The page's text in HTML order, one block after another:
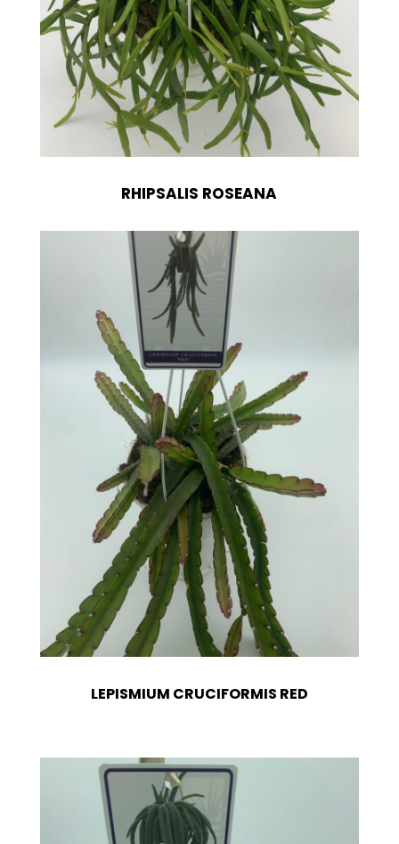
RHIPSALIS ROSEANA
LEPISMIUM CRUCIFORMIS RED